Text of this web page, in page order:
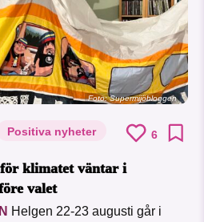
Foto: Supermijöbloggen
Positiva nyheter 6
klimatet väntar i
valet
Helgen 22-23 augusti går i